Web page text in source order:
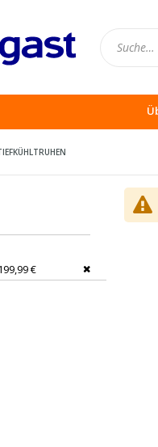
€
Dies entfernen